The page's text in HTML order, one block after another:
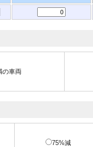
の車両
75%減